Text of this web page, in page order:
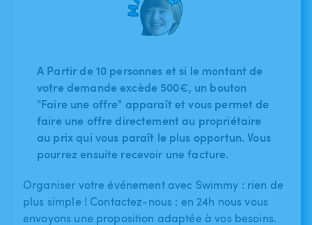
A Partir de 10 personnes et si le montant de
votre demande excède 500€, un bouton
"Faire une offre" apparaît et vous permet de
faire une offre directement au propriétaire
au prix qui vous paraît le plus opportun. Vous
pourrez ensuite recevoir une facture.
Organiser votre événement avec Swimmy : rien de
plus simple ! Contactez-nous : en 24h nous vous
envoyons une proposition adaptée à vos besoins.